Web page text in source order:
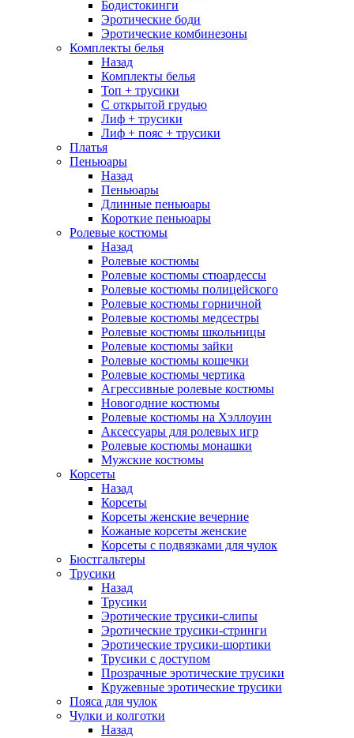
Бодистокинги
Эротические боди
Эротические комбинезоны
Комплекты белья
Назад
Комплекты белья
Топ + трусики
С открытой грудью
Лиф + трусики
Лиф + пояс + трусики
Платья
Пеньюары
Назад
Пеньюары
Длинные пеньюары
Короткие пеньюары
Ролевые костюмы
Назад
Ролевые костюмы
Ролевые костюмы стюардессы
Ролевые костюмы полицейского
Ролевые костюмы горничной
Ролевые костюмы медсестры
Ролевые костюмы школьницы
Ролевые костюмы зайки
Ролевые костюмы кошечки
Ролевые костюмы чертика
Агрессивные ролевые костюмы
Новогодние костюмы
Ролевые костюмы на Хэллоуин
Аксессуары для ролевых игр
Ролевые костюмы монашки
Мужские костюмы
Корсеты
Назад
Корсеты
Корсеты женские вечерние
Кожаные корсеты женские
Корсеты с подвязками для чулок
Бюстгальтеры
Трусики
Назад
Трусики
Эротические трусики-слипы
Эротические трусики-стринги
Эротические трусики-шортики
Трусики с доступом
Прозрачные эротические трусики
Кружевные эротические трусики
Пояса для чулок
Чулки и колготки
Назад